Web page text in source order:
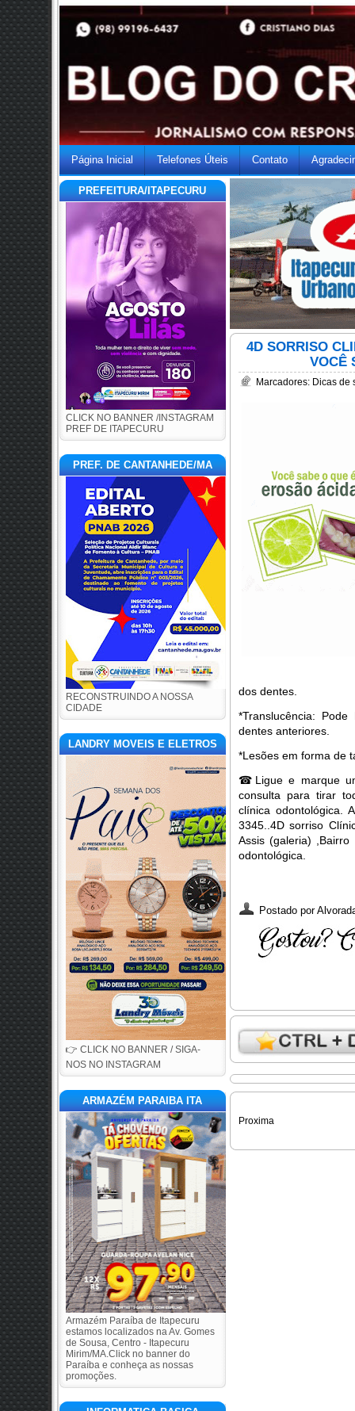
Página Inicial Telefones Úteis Contato
PREFEITURA/ITAPECURU
CLICK NO BANNER /INSTAGRAM
PREF DE ITAPECURU
PREF. DE CANTANHEDE/MA
RECONSTRUINDO A NOSSA
CIDADE
LANDRY MOVEIS E ELETROS
👉 CLICK NO BANNER / SIGA-
NOS NO INSTAGRAM
ARMAZÉM PARAIBA ITA
Armazém Paraíba de Itapecuru
estamos localizados na Av. Gomes
de Sousa, Centro - Itapecuru
Mirim/MA.Click no banner do
Paraíba e conheça as nossas
promoções.
4D SORRISO
VOCÊ
Marcadores: Dicas de
dos dentes.
*Translucência:
dentes anteriores.
*Lesões em forma de
☎Ligue e marque
consulta para tirar
clínica odontológica.
3345..4D sorriso
Assis (galeria) ,Bairro
odontológica.
Postado por
Proxima